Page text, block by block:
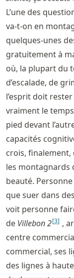
L’une des
va-t-on en
quelques-unes
gratuitement à
où, la plupart du
d’escalade, de
l’esprit doit
vraiment le
pied devant
capacités
crois,
les montagnards
beauté.
que suer dans
voit personne
de Villebon 2[3] ,
centre
commercial, ses
des lignes à